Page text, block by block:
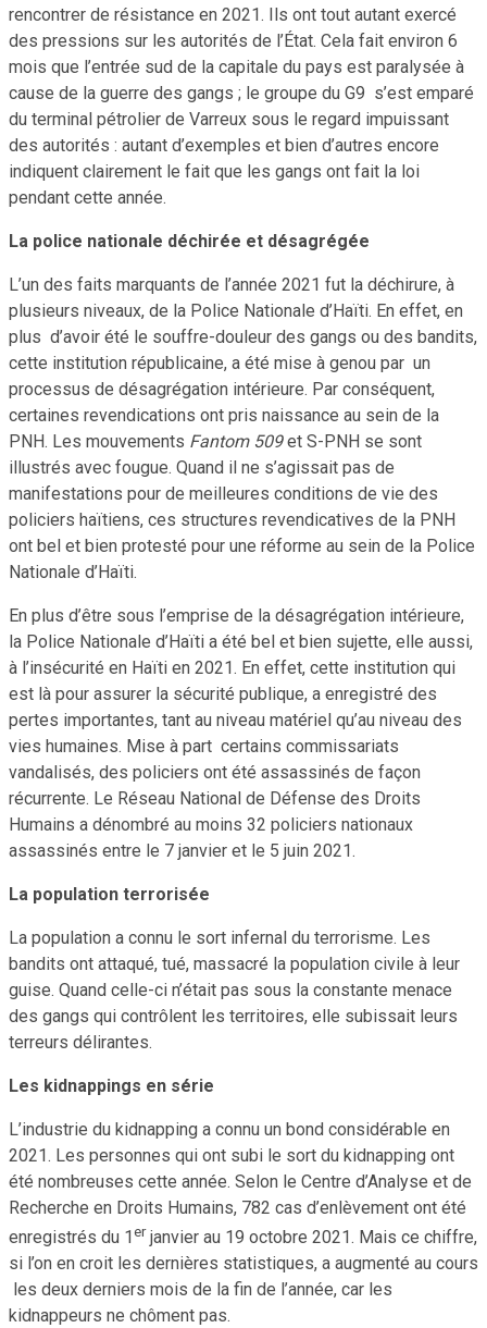
rencontrer de résistance en 2021. Ils ont tout autant exercé
des pressions sur les autorités de l’État. Cela fait environ 6
mois que l’entrée sud de la capitale du pays est paralysée à
cause de la guerre des gangs ; le groupe du G9 s’est emparé
du terminal pétrolier de Varreux sous le regard impuissant
des autorités : autant d’exemples et bien d’autres encore
indiquent clairement le fait que les gangs ont fait la loi
pendant cette année.
La police nationale déchirée et désagrégée
L’un des faits marquants de l’année 2021 fut la déchirure, à
plusieurs niveaux, de la Police Nationale d’Haïti. En effet, en
plus d’avoir été le souffre-douleur des gangs ou des bandits,
cette institution républicaine, a été mise à genou par un
processus de désagrégation intérieure. Par conséquent,
certaines revendications ont pris naissance au sein de la
PNH. Les mouvements Fantom 509et S-PNH se sont
illustrés avec fougue. Quand il ne s’agissait pas de
manifestations pour de meilleures conditions de vie des
policiers haïtiens, ces structures revendicatives de la PNH
ont bel et bien protesté pour une réforme au sein de la Police
Nationale d’Haïti.
En plus d’être sous l’emprise de la désagrégation intérieure,
la Police Nationale d’Haïti a été bel et bien sujette, elle aussi,
à l’insécurité en Haïti en 2021. En effet, cette institution qui
est là pour assurer la sécurité publique, a enregistré des
pertes importantes, tant au niveau matériel qu’au niveau des
vies humaines. Mise à part certains commissariats
vandalisés, des policiers ont été assassinés de façon
récurrente. Le Réseau National de Défense des Droits
Humains a dénombré au moins 32 policiers nationaux
assassinés entre le 7 janvier et le 5 juin 2021.
La population terrorisée
La population a connu le sort infernal du terrorisme. Les
bandits ont attaqué, tué, massacré la population civile à leur
guise. Quand celle-ci n’était pas sous la constante menace
des gangs qui contrôlent les territoires, elle subissait leurs
terreurs délirantes.
Les kidnappings en série
L’industrie du kidnapping a connu un bond considérable en
2021. Les personnes qui ont subi le sort du kidnapping ont
été nombreuses cette année. Selon le Centre d’Analyse et de
Recherche en Droits Humains, 782 cas d’enlèvement ont été
enregistrés du 1 er janvier au 19 octobre 2021. Mais ce chiffre,
si l’on en croit les dernières statistiques, a augmenté au cours
les deux derniers mois de la fin de l’année, car les
kidnappeurs ne chôment pas.